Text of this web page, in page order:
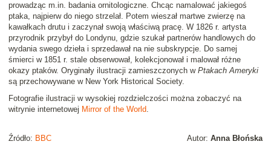
prowadząc m.in. badania ornitologiczne. Chcąc namalować jakiegoś
ptaka, najpierw do niego strzelał. Potem wieszał martwe zwierzę na
kawałkach drutu i zaczynał swoją właściwą pracę. W 1826 r. artysta
przyrodnik przybył do Londynu, gdzie szukał partnerów handlowych do
wydania swego dzieła i sprzedawał na nie subskrypcje. Do samej
śmierci w 1851 r. stale obserwował, kolekcjonował i malował różne
okazy ptaków. Oryginały ilustracji zamieszczonych w Ptakach Ameryki
są przechowywane w New York Historical Society.
Fotografie ilustracji w wysokiej rozdzielczości można zobaczyć na
witrynie internetowej Mirror of the World.
Autor: Anna Błońska
Źródło: BBC